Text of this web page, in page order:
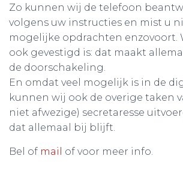
Zo kunnen wij de telefoon
volgens uw instructies en mist u
mogelijke opdrachten enzovoort.
ook gevestigd is: dat maakt
de doorschakeling.
En omdat veel mogelijk is in de
kunnen wij ook de overige taken
niet afwezige) secretaresse
dat allemaal bij blijft.
Bel of mail of voor meer info.